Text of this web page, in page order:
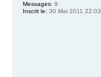
Messages: 9
Inscrit le: 30 Mai 2011 22:03